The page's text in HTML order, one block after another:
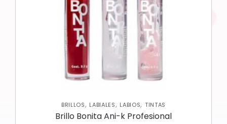
BRILLOS, LABIALES, LABIOS, TINTAS
Brillo Bonita Ani-k Profesional